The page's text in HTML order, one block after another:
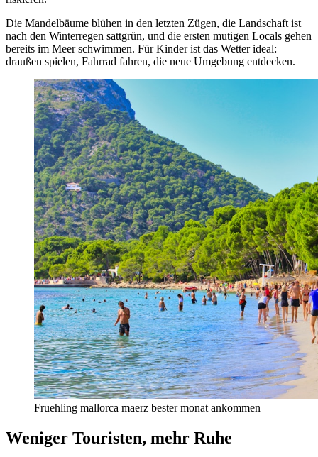
Die Mandelbäume blühen in den letzten Zügen, die Landschaft ist
nach den Winterregen sattgrün, und die ersten mutigen Locals gehen
bereits im Meer schwimmen. Für Kinder ist das Wetter ideal:
draußen spielen, Fahrrad fahren, die neue Umgebung entdecken.
Fruehling mallorca maerz bester monat ankommen
Weniger Touristen, mehr Ruhe